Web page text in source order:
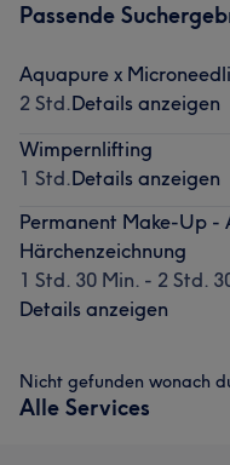
Passende
Aquapure x
2 Std.Details anzeigen
Wimpernlifting
1 Std.Details anzeigen
Permanent Make-Up -
Härchenzeichnung
1 Std. 30 Min. - 2 Std.
Details anzeigen
Nicht gefunden wonach
Alle Services